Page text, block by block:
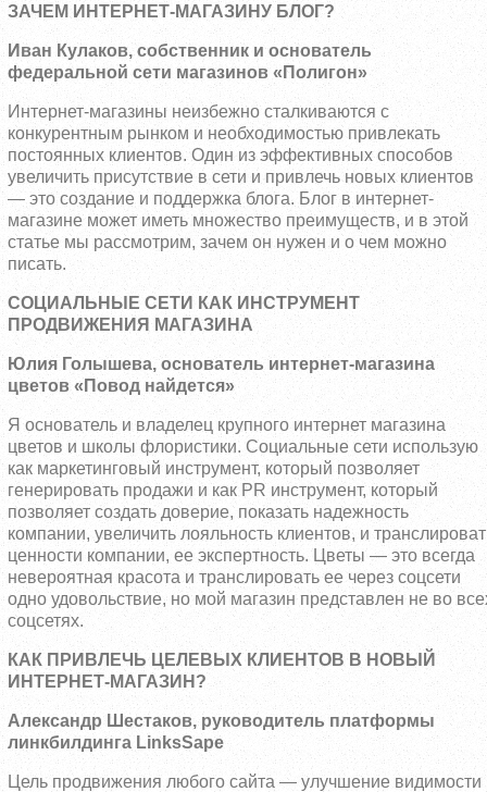
ЗАЧЕМ ИНТЕРНЕТ-МАГАЗИНУ БЛОГ?
Иван Кулаков, собственник и основатель
федеральной сети магазинов «Полигон»
Интернет-магазины неизбежно сталкиваются с
конкурентным рынком и необходимостью привлекать
постоянных клиентов. Один из эффективных способов
увеличить присутствие в сети и привлечь новых клиентов
— это создание и поддержка блога. Блог в интернет-
магазине может иметь множество преимуществ, и в этой
статье мы рассмотрим, зачем он нужен и о чем можно
писать.
СОЦИАЛЬНЫЕ СЕТИ КАК ИНСТРУМЕНТ
ПРОДВИЖЕНИЯ МАГАЗИНА
Юлия Голышева, основатель интернет-магазина
цветов «Повод найдется»
Я основатель и владелец крупного интернет магазина
цветов и школы флористики. Социальные сети использую
как маркетинговый инструмент, который позволяет
генерировать продажи и как PR инструмент, который
позволяет создать доверие, показать надежность
компании, увеличить лояльность клиентов, и
ценности компании, ее экспертность. Цветы — это всегда
невероятная красота и транслировать ее через соцсети
одно удовольствие, но мой магазин представлен не во
соцсетях.
КАК ПРИВЛЕЧЬ ЦЕЛЕВЫХ КЛИЕНТОВ В НОВЫЙ
ИНТЕРНЕТ-МАГАЗИН?
Александр Шестаков, руководитель платформы
линкбилдинга LinksSape
Цель продвижения любого сайта — улучшение видимости